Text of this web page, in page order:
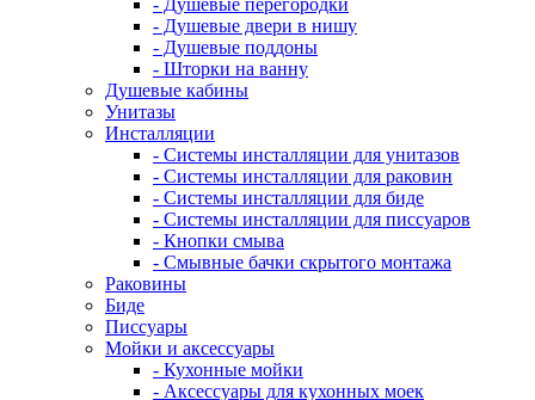
- Душевые перегородки
- Душевые двери в нишу
- Душевые поддоны
- Шторки на ванну
Душевые кабины
Унитазы
Инсталляции
- Системы инсталляции для унитазов
- Системы инсталляции для раковин
- Системы инсталляции для биде
- Системы инсталляции для писсуаров
- Кнопки смыва
- Смывные бачки скрытого монтажа
Раковины
Биде
Писсуары
Мойки и аксессуары
- Кухонные мойки
- Аксессуары для кухонных моек